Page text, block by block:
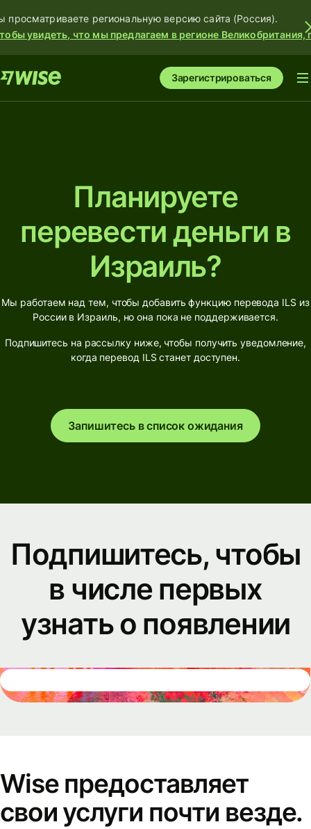
просматриваете региональную версию сайта (Россия).
увидеть, что мы предлагаем в регионе Великобритания,
Зарегистрироваться
Планируете
перевести деньги в
Израиль?
Мы работаем над тем, чтобы добавить функцию перевода ILS из
России в Израиль, но она пока не поддерживается.
Подпишитесь на рассылку ниже, чтобы получить уведомление,
когда перевод ILS станет доступен.
Запишитесь в список ожидания
Подпишитесь, чтобы
в числе первых
узнать о появлении
Wise предоставляет
свои услуги почти везде.